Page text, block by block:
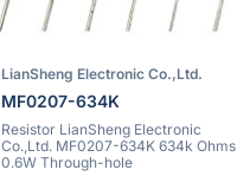
LianSheng Electronic Co.,Ltd.
MF0207-634K
Resistor LianSheng Electronic
Co.,Ltd. MF0207-634K 634k Ohms
0.6W Through-hole